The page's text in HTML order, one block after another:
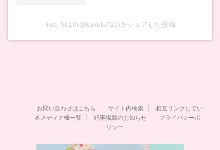
liiya_5010(@kukulu721)がシェアした投稿
お問い合わせはこちら サイト内検索
相互リンクしてい
るメディア様一覧
記事掲載のお知らせ
プライバシーポ
リシー